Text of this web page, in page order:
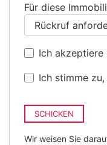
Für diese
Ich akzeptiere
Ich stimme
SCHICKEN
Wir weisen Sie